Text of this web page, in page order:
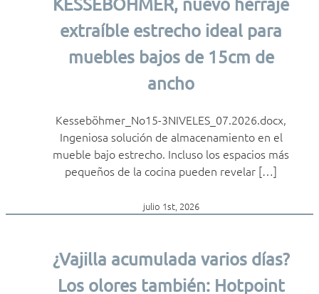
extraíble estrecho ideal para
muebles bajos de 15cm de
ancho
Kesseböhmer_No15-3NIVELES_07.2026.docx,
Ingeniosa solución de almacenamiento en el
mueble bajo estrecho. Incluso los espacios más
pequeños de la cocina pueden revelar […]
julio 1st, 2026
¿Vajilla acumulada varios días?
Los olores también: Hotpoint